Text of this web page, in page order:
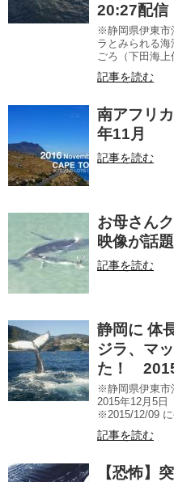
20:27配信
※静岡県伊東市
ラとみられる
ごろ（下田海
記事を読む
南アフリ
年11月
記事を読む
お母さん
映像が話
記事を読む
静岡に 体
ジラ、マ
た！
※静岡県伊東市
2015年12月5日
※2015/12/09
記事を読む
【恐怖】